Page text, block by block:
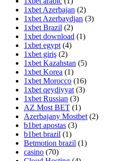
1xbet Azerbajan (2)
1xbet Azerbaydjan (3)
1xbet Brazil (2)
1xbet download (1)
1xbet egypt (4)
1xbet giriş (2)
1xbet Kazahstan (5)
1xbet Korea (1)
1xbet Morocco (16)
1xbet qeydiyyat (3)
1xbet Russian (3)
AZ Most BET (1)
Azerbajany Mostbet (2)
b1bet apostas (3)
b1bet brazil (1)
Betmotion brazil (1)
casino (70)